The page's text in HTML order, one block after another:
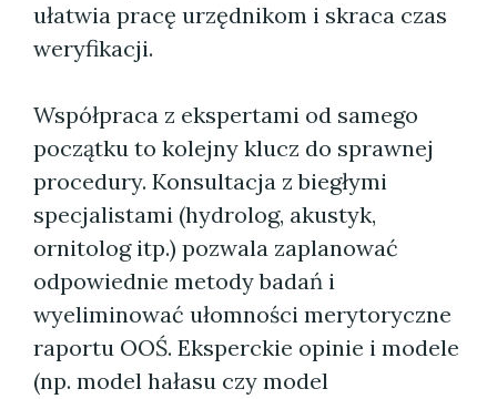
ułatwia pracę urzędnikom i skraca czas
weryfikacji.
Współpraca z ekspertami od samego
początku to kolejny klucz do sprawnej
procedury. Konsultacja z biegłymi
specjalistami (hydrolog, akustyk,
ornitolog itp.) pozwala zaplanować
odpowiednie metody badań i
wyeliminować ułomności merytoryczne
raportu OOŚ. Eksperckie opinie i modele
(np. model hałasu czy model